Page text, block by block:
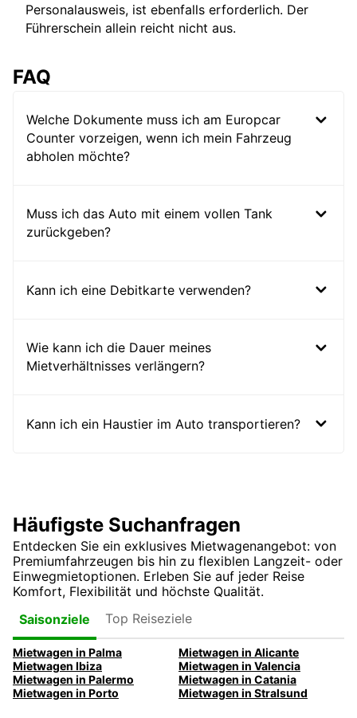
Personalausweis, ist ebenfalls erforderlich. Der
Führerschein allein reicht nicht aus.
FAQ
Welche Dokumente muss ich am Europcar
Counter vorzeigen, wenn ich mein Fahrzeug
abholen möchte?
Muss ich das Auto mit einem vollen Tank
zurückgeben?
Kann ich eine Debitkarte verwenden?
Wie kann ich die Dauer meines
Mietverhältnisses verlängern?
Kann ich ein Haustier im Auto transportieren?
Häufigste Suchanfragen
Entdecken Sie ein exklusives Mietwagenangebot: von
Premiumfahrzeugen bis hin zu flexiblen Langzeit- oder
Einwegmietoptionen. Erleben Sie auf jeder Reise
Komfort, Flexibilität und höchste Qualität.
Saisonziele
Top Reiseziele
Mietwagen in Palma
Mietwagen in Alicante
Mietwagen Ibiza
Mietwagen in Valencia
Mietwagen in Palermo
Mietwagen in Catania
Mietwagen in Porto
Mietwagen in Stralsund